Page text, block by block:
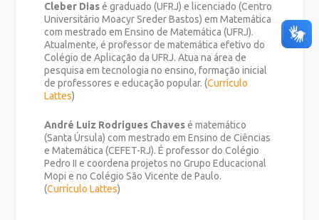
Cleber Diasé graduado (UFRJ) e licenciado (Centro
Universitário Moacyr Sreder Bastos) em Matemática
com mestrado em Ensino de Matemática (UFRJ).
Atualmente, é professor de matemática efetivo do
Colégio de Aplicação da UFRJ. Atua na área de
pesquisa em tecnologia no ensino, formação inicial
de professores e educação popular. (Currículo
Lattes)
André Luiz Rodrigues Chavesé matemático
(Santa Úrsula) com mestrado em Ensino de Ciências
e Matemática (CEFET-RJ). É professor do Colégio
Pedro II e coordena projetos no Grupo Educacional
Mopi e no Colégio São Vicente de Paulo.
(Currículo Lattes)